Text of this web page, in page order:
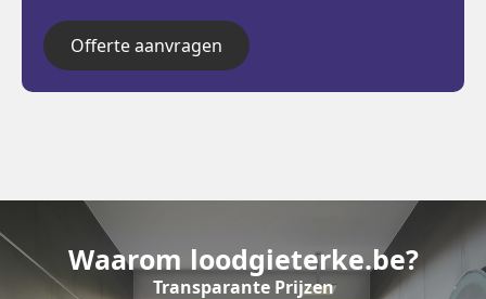
Offerte aanvragen
Waarom loodgieterke.be?
Transparante Prijzen